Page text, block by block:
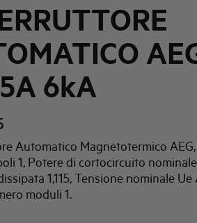
6kA
Automatico Magnetotermico
1, Potere di cortocircuito
1,115, Tensione nominale
moduli 1.